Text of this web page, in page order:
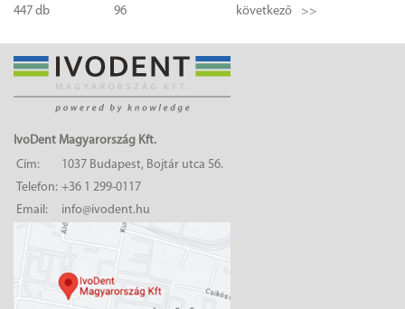
447 db
96
következő
>>
IvoDent Magyarország Kft.
Cím:
1037 Budapest, Bojtár utca 56.
Telefon: +36 1 299-0117
Email:
info@ivodent.hu